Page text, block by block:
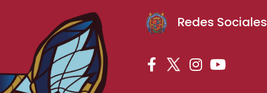
Redes Sociales